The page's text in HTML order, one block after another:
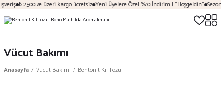
₺ 2500 ve üzeri kargo ücretsiz Yeni Üyelere Özel %10 İndirim | "Hoşgeldin"
Vücut Bakımı
Anasayfa Vücut Bakımı Bentonit Kil Tozu